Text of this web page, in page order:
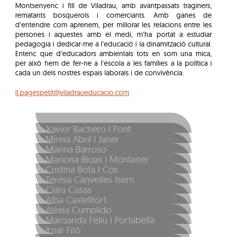
Montsenyenc i fill de Viladrau, amb avantpassats traginers,
rematants bosquerols i comerciants. Amb ganes de
d’entendre com aprenem, per millorar les relacions entre les
persones i aquestes amb el medi, m’ha portat a estudiar
pedagogia i dedicar-me a l’educació i la dinamització cultural.
Entenc que d’educadors ambientals tots en som una mica,
per això hem de fer-ne a l’escola a les famílies a la política i
cada un dels nostres espais laborals i de convivència.
ll.pagespetit@viladraueducacio.com
Xavier Bachero I Pont
Mireia Abril I Janer
Marina Barroso
Mariona Bigas I Montaner
Cristina Bota I Cos
Teresa Canyelles Isern
Clara Casas
Alba Castelltort
Alèxia Cumplido
Margarida Feliu I Portabella
Itziar Fitó